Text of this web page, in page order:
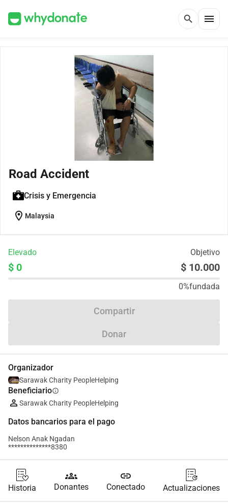
search menu
Road Accident
Crisis y Emergencia
location_on Malaysia
Elevado Objetivo
$ 0 $ 10.000
0%fundada
Compartir
Donar
Organizador
Sarawak Charity PeopleHelping
Beneficiarioinfo
Sarawak Charity PeopleHelping
Datos bancarios para el pago
Nelson Anak Ngadan
**************8380
Historia
groups
Donantes
link
Conectado Actualizaciones